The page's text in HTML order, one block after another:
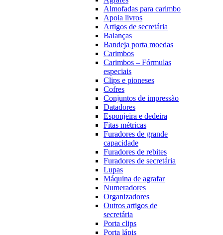
Almofadas para carimbo
Apoia livros
Artigos de secretária
Balanças
Bandeja porta moedas
Carimbos
Carimbos – Fórmulas
especiais
Clips e pioneses
Cofres
Conjuntos de impressão
Datadores
Esponjeira e dedeira
Fitas métricas
Furadores de grande
capacidade
Furadores de rebites
Furadores de secretária
Lupas
Máquina de agrafar
Numeradores
Organizadores
Outros artigos de
secretária
Porta clips
Porta lápis